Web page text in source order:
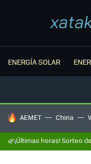
ENERGÍA SOLAR
HOY SE HABLA DE
AEMET China
🌿¡Últimas horas! Sorteo